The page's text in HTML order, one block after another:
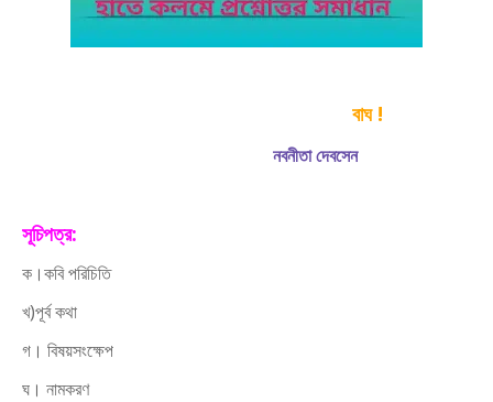
বাঘ !
নবনীতা দেবসেন
সূচিপত্র:
ক।কবি পরিচিতি
খ)পূর্ব কথা
গ। বিষয়সংক্ষেপ
ঘ। নামকরণ